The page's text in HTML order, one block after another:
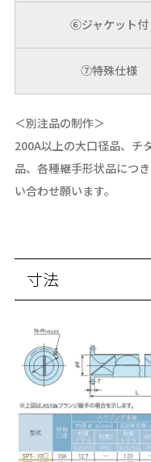
⑥ジャケット付
⑦特殊仕様
＜別注品の制作＞
200A以上の大口径品、チ
品、各種継手形状品につ
い合わせ願います。
寸法